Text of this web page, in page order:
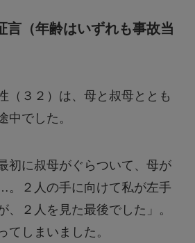
言（年齢はいずれも事故当
（３２）は、母と叔母ととも
中でした。
初に叔母がぐらついて、母が
。２人の手に向けて私が左手
、２人を見た最後でした」。
てしまいました。